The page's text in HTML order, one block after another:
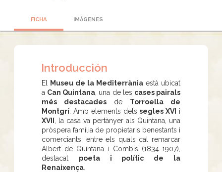
FICHA IMÁGENES
Introducción
El Museu de la Mediterrània està ubicat
a Can Quintana , una de les cases pairals
més destacades de Torroella de
Montgrí . Amb elements delssegles XVI i
XVII
, la casa va pertànyer als Quintana, una
pròspera família de propietaris benestants i
comerciants, entre els quals cal remarcar
Albert de Quintana i Combis (1834-1907),
destacat poeta i polític de la
Renaixença